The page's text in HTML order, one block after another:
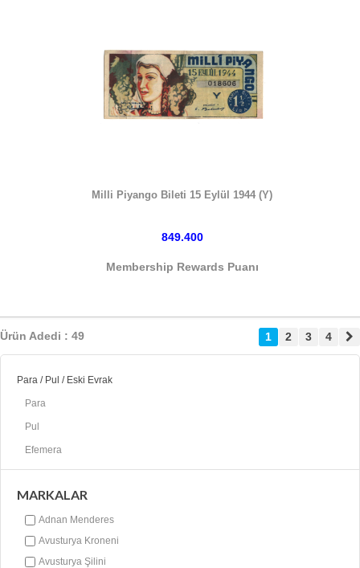
Milli Piyango Bileti 15 Eylül 1944 (Y)
849.400
Membership Rewards Puanı
Ürün Adedi : 49 1 2 3 4
Para / Pul / Eski Evrak
Para
Pul
Efemera
MARKALAR
Adnan Menderes
Avusturya Kroneni
Avusturya Şilini